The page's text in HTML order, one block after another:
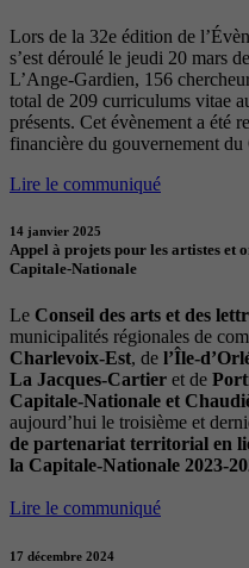
Lors de la 32e édition de
s’est déroulé le jeudi 20 mars
L’Ange-Gardien, 156
total de 209 curriculums vitae
présents. Cet évènement a été
financière du gouvernement du
Lire le communiqué
14 janvier 2025
Appel à projets pour les artistes et
Capitale-Nationale
Le Conseil des arts et des
municipalités régionales de
Charlevoix-Est, de l’Île-
La Jacques-Cartier et de
Capitale-Nationale et
aujourd’hui le troisième et
de partenariat territorial en
la Capitale-Nationale 2023-
Lire le communiqué
17 décembre 2024